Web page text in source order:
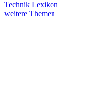
Technik Lexikon
weitere Themen